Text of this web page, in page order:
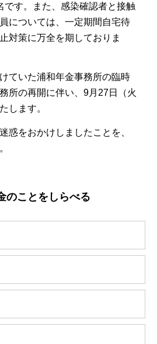
です。また、感染確認者と接触
については、一定期間自宅待
対策に万全を期しておりま
ていた浦和年金事務所の臨時
所の再開に伴い、9月27日（火
します。
惑をおかけしましたことを、
のことをしらべる